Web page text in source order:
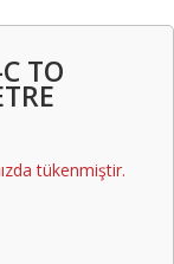
TO
tükenmiştir.